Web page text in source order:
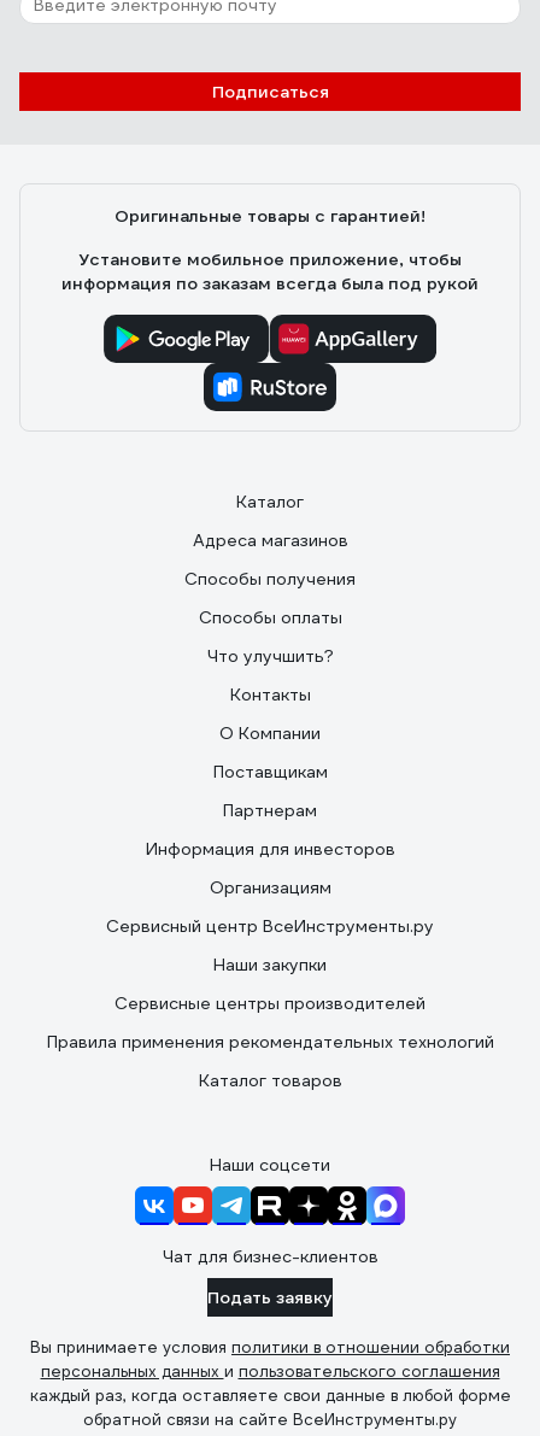
Подписаться
Оригинальные товары с гарантией!
Установите мобильное приложение, чтобы
информация по заказам всегда была под рукой
Каталог
Адреса магазинов
Способы получения
Способы оплаты
Что улучшить?
Контакты
О Компании
Поставщикам
Партнерам
Информация для инвесторов
Организациям
Сервисный центр ВсеИнструменты.ру
Наши закупки
Сервисные центры производителей
Правила применения рекомендательных технологий
Каталог товаров
Наши соцсети
Чат для бизнес-клиентов
Подать заявку
Вы принимаете условия политики в отношении обработки
персональных данных и пользовательского соглашения
каждый раз, когда оставляете свои данные в любой форме
обратной связи на сайте ВсеИнструменты.ру